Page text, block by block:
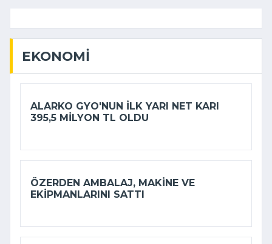
EKONOMI
ALARKO GYO'NUN ILK YARI NET KARI
395,5 MILYON TL OLDU
ÖZERDEN AMBALAJ, MAKINE VE
EKIPMANLARINI SATTI